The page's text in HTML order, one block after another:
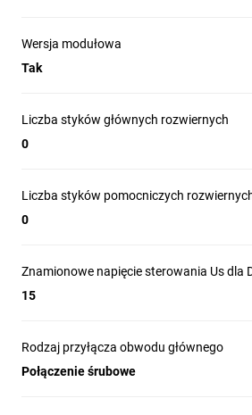
Wersja modułowa
Tak
Liczba styków głównych rozwiernych
0
Liczba styków pomocniczych
0
Znamionowe napięcie sterowania Us dla
15
Rodzaj przyłącza obwodu głównego
Połączenie śrubowe